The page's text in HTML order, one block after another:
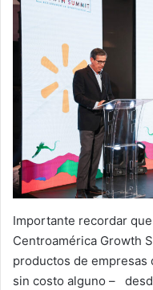
Importante recordar
Centroamérica Growth
productos de empresas
sin costo alguno –